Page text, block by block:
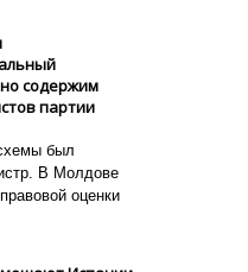
содержим
партии
был
В Молдове
оценки